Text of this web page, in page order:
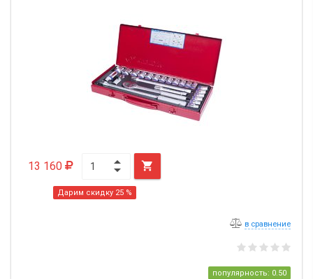
13 160 
Дарим скидку 25 %
в сравнение
популярность: 0.50